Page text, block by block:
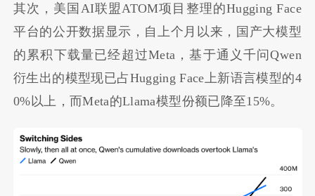
其次，美国AI联盟ATOM项目整理的Hugging Face
平台的公开数据显示，自上个月以来，国产大模型
的累积下载量已经超过Meta，基于通义千问Qwen
衍生出的模型现已占Hugging Face上新语言模型的4
0%以上，而Meta的Llama模型份额已降至15%。